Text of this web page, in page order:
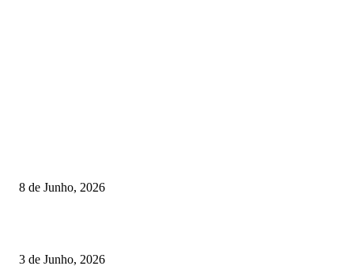
8 de Junho, 2026
3 de Junho, 2026